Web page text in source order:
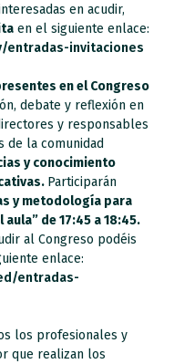
en acudir,
en el siguiente enlace:
entradas-invitaciones
en el Congreso
debate y reflexión en
y responsables
de la comunidad
y conocimiento
Participarán
y metodología para
de 17:45 a 18:45.
al Congreso podéis
enlace:
entradas-
los profesionales y
que realizan los